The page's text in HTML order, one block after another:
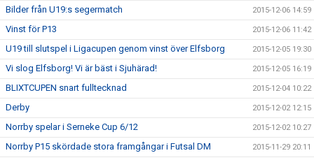
Bilder från U19:s segermatch 2015-12-06 14:59
Vinst för P13 2015-12-06 11:42
U19 till slutspel i Ligacupen genom vinst över Elfsborg 2015-12-05 19:30
Vi slog Elfsborg! Vi är bäst i Sjuhärad! 2015-12-05 16:19
BLIXTCUPEN snart fulltecknad 2015-12-04 10:22
Derby 2015-12-02 12:15
Norrby spelar i Serneke Cup 6/12 2015-12-02 10:27
Norrby P15 skördade stora framgångar i Futsal DM 2015-11-29 20:11